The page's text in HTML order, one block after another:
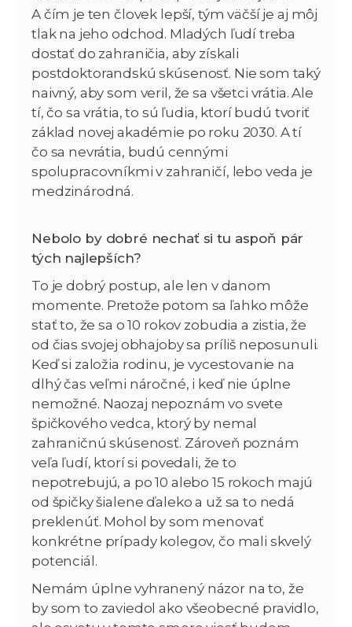
A čím je ten človek lepší, tým väčší je aj môj
tlak na jeho odchod. Mladých ľudí treba
dostať do zahraničia, aby získali
postdoktorandskú skúsenosť. Nie som taký
naivný, aby som veril, že sa všetci vrátia. Ale
tí, čo sa vrátia, to sú ľudia, ktorí budú tvoriť
základ novej akadémie po roku 2030. A tí
čo sa nevrátia, budú cennými
spolupracovníkmi v zahraničí, lebo veda je
medzinárodná.
Nebolo by dobré nechať si tu aspoň pár
tých najlepších?
To je dobrý postup, ale len v danom
momente. Pretože potom sa ľahko môže
stať to, že sa o 10 rokov zobudia a zistia, že
od čias svojej obhajoby sa príliš neposunuli.
Keď si založia rodinu, je vycestovanie na
dlhý čas veľmi náročné, i keď nie úplne
nemožné. Naozaj nepoznám vo svete
špičkového vedca, ktorý by nemal
zahraničnú skúsenosť. Zároveň poznám
veľa ľudí, ktorí si povedali, že to
nepotrebujú, a po 10 alebo 15 rokoch majú
od špičky šialene ďaleko a už sa to nedá
preklenúť. Mohol by som menovať
konkrétne prípady kolegov, čo mali skvelý
potenciál.
Nemám úplne vyhranený názor na to, že
by som to zaviedol ako všeobecné pravidlo,